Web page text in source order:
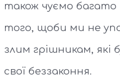
також чуємо багато
того, щоби ми не
злим грішникам, які
свої беззаконня.